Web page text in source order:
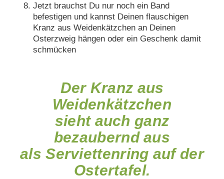
Jetzt brauchst Du nur noch ein Band
befestigen und kannst Deinen flauschigen
Kranz aus Weidenkätzchen an Deinen
Osterzweig hängen oder ein Geschenk damit
schmücken
Der Kranz aus
Weidenkätzchen
sieht auch ganz
bezaubernd aus
als Serviettenring auf der
Ostertafel.